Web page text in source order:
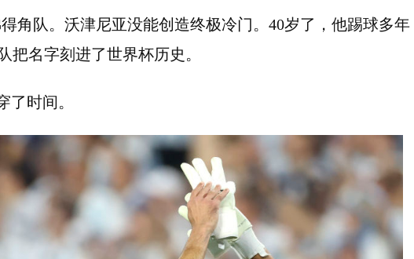
角队。沃津尼亚没能创造终极冷门。40岁了，他踢球多年
把名字刻进了世界杯历史。
了时间。